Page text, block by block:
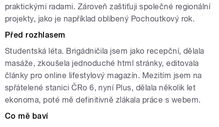
praktickými radami. Zároveň zaštiťuji společné regionální
projekty, jako je například oblíbený Pochoutkový rok.
Před rozhlasem
Studentská léta. Brigádničila jsem jako recepční, dělala
masáže, zkoušela jednoduché html stránky, editovala
články pro online lifestylový magazín. Mezitím jsem na
spřátelené stanici ČRo 6, nyní Plus, dělala několik let
ekonoma, poté mě definitivně zlákala práce s webem.
Co mě baví